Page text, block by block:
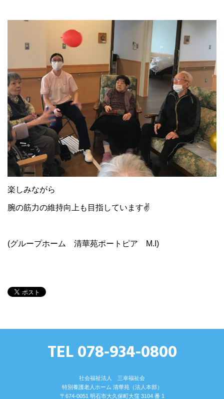
楽しみながら
腕の筋力の維持向上も目指しています✌
(グループホーム 清華苑ポートピア M.I)
TEL 078-934-0800
社会福祉法人 三幸福祉会
特別養護⽼⼈ホーム 清華苑（法⼈本部）
〒674-0051 明⽯市⼤久保町⼤窪 3104 番 1